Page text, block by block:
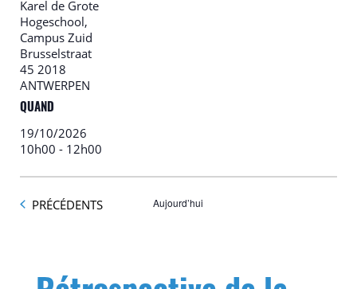
Karel de Grote
Hogeschool,
Campus Zuid
Brusselstraat
45 2018
ANTWERPEN
QUAND
19/10/2026
10h00 - 12h00
ÉVÈNEMENTS
PRÉCÉDENTS Aujourd’hui